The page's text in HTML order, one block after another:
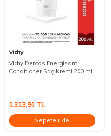
Vichy
Vichy Dercos Energisant
Conditioner Saç Kremi 200 ml
1.313,91 TL
Sepete Ekle